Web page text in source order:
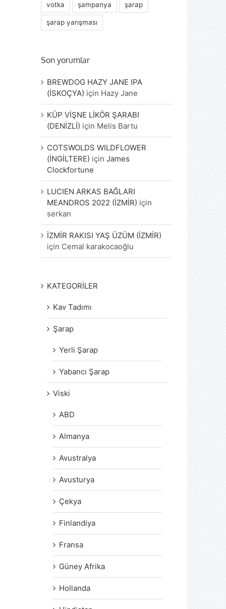
votka şampanya şarap
şarap yarışması
Son yorumlar
BREWDOG HAZY JANE IPA
(İSKOÇYA) için Hazy Jane
KÜP VİŞNE LİKÖR ŞARABI
(DENİZLİ) için Melis Bartu
COTSWOLDS WILDFLOWER
(İNGİLTERE) içinJames
Clockfortune
LUCIEN ARKAS BAĞLARI
MEANDROS 2022 (İZMİR) için
serkan
İZMİR RAKISI YAŞ ÜZÜM (İZMİR)
için Cemal karakocaoğlu
KATEGORİLER
Kav Tadımı
Şarap
Yerli Şarap
Yabancı Şarap
Viski
ABD
Almanya
Avustralya
Avusturya
Çekya
Finlandiya
Fransa
Güney Afrika
Hollanda